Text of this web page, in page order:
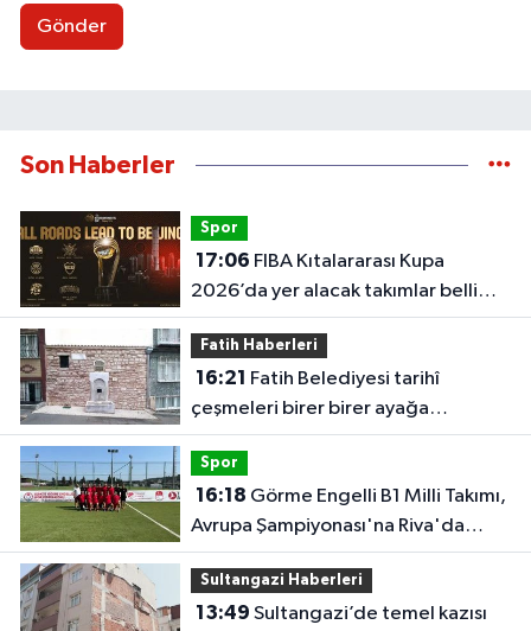
Gönder
Son Haberler
Spor
17:06
2026’da yer alacak takımlar belli
oldu
Fatih Haberleri
16:21
çeşmeleri birer birer ayağa
kaldırıyor
Spor
16:18
Avrupa Şampiyonası'na Riva'da
hazırlanıyor
Sultangazi Haberleri
13:49